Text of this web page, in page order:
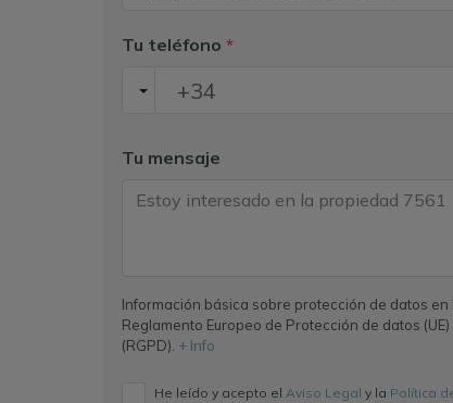
Tu teléfono *
Tu mensaje
Información básica sobre protección de datos en
Reglamento Europeo de Protección de datos
(RGPD). + Info
He leído y acepto el Aviso Legal y la Política